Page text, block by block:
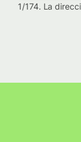
1/174. La